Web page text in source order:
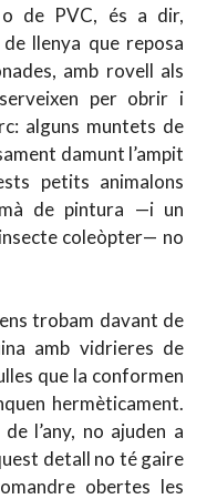
o de PVC, és a dir,
llenya que reposa
amb rovell als
per obrir i
alguns muntets de
damunt l’ampit
petits animalons
de pintura —i un
coleòpter— no
trobam davant de
amb vidrieres de
que la conformen
hermèticament.
l’any, no ajuden a
detall no té gaire
obertes les